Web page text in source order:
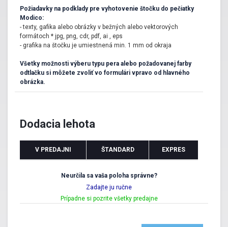
podobná nehoda neprihodila.
Požiadavky na podklady pre vyhotovenie štočku do pečiatky
Modico:
- texty, gafika alebo obrázky v bežných alebo vektorových
formátoch * jpg, png, cdr, pdf, ai , eps
- grafika na štočku je umiestnená min. 1 mm od okraja
Všetky možnosti výberu typu pera alebo požadovanej farby
odtlačku si môžete zvoliť vo formulári vpravo od hlavného
obrázka.
Dodacia lehota
V PREDAJNI ŠTANDARD EXPRES
Neurčila sa vaša poloha správne?
Zadajte ju ručne
Prípadne si pozrite všetky predajne